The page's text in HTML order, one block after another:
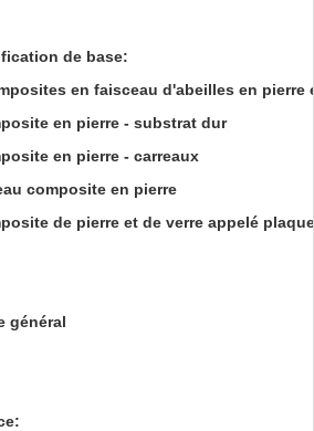
de base:
en faisceau d'abeilles en pierre
en pierre - substrat dur
en pierre - carreaux
composite en pierre
de pierre et de verre appelé
général